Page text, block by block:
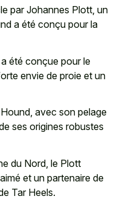
par Johannes Plott, un
a été conçu pour la
été conçue pour le
envie de proie et un
avec son pelage
ses origines robustes
du Nord, le Plott
et un partenaire de
Tar Heels.